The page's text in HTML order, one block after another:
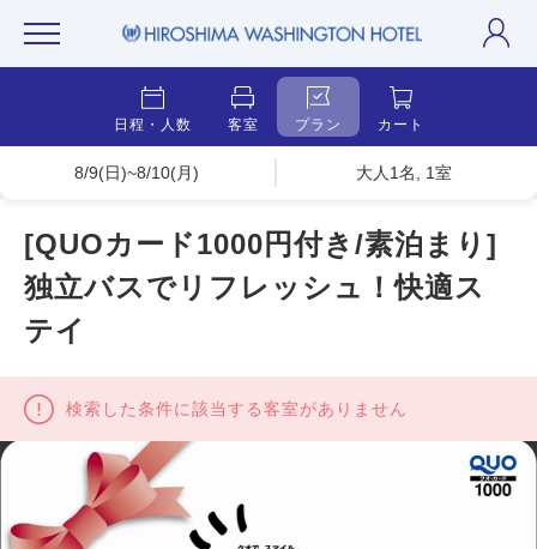
日程・人数 客室 プラン カート
8/9(日)~8/10(月) 大人1名, 1室
[QUOカード1000円付き/素泊まり]
独立バスでリフレッシュ！快適ス
テイ
検索した条件に該当する客室がありません